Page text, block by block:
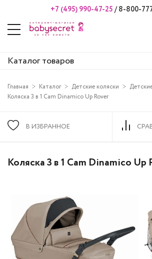
+7 (495) 990-47-25 /8-800-
Каталог товаров
Главная Каталог Детские коляски
Коляска 3 в 1 Cam Dinamico Up Rover
В ИЗБРАННОЕ
Коляска 3 в 1 Cam Dinamico Up